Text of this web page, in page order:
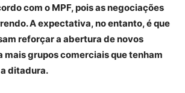
com o MPF, pois as negociações
A expectativa, no entanto, é que
reforçar a abertura de novos
mais grupos comerciais que tenham
ditadura.